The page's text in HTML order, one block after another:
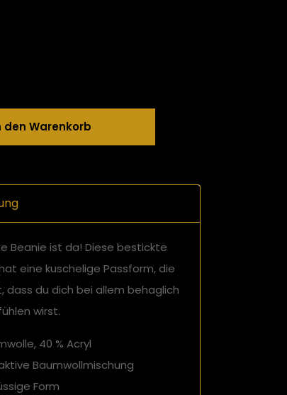
den Warenkorb
Beanie ist da! Diese bestickte
eine kuschelige Passform, die
dass du dich bei allem behaglich
wirst.
40 % Acryl
Baumwollmischung
Form